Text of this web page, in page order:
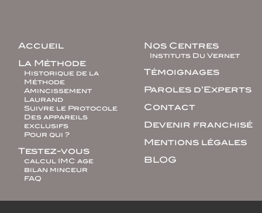
Accueil
La Méthode
Historique de la
Méthode
Amincissement
Laurand
Suivre le Protocole
Des appareils
exclusifs
Pour qui ?
Testez-vous
calcul IMC age
bilan minceur
FAQ
Nos Centres
Instituts Du Vernet
Témoignages
Paroles d’Experts
Contact
Devenir franchisé
Mentions légales
BLOG